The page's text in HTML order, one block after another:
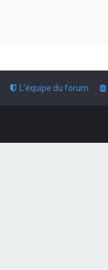
L’équipe du forum